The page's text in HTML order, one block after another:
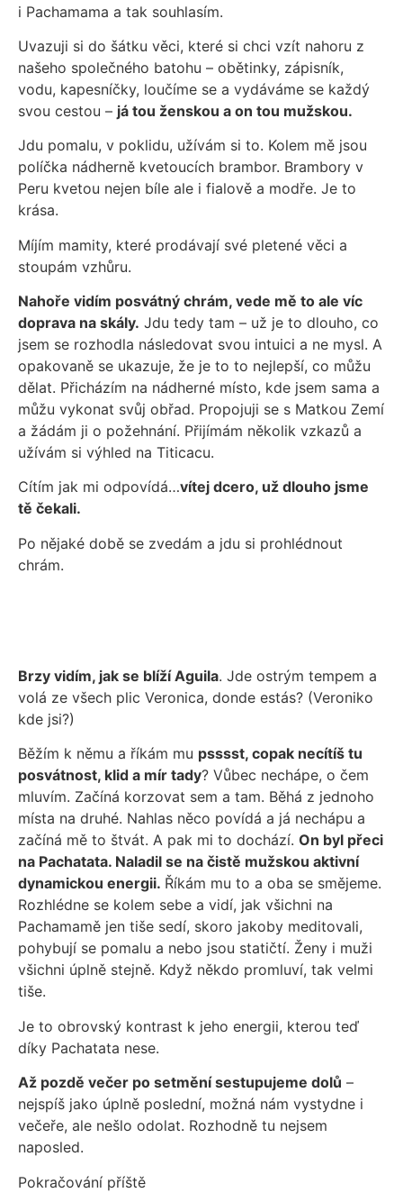
i Pachamama a tak souhlasím.
Uvazuji si do šátku věci, které si chci vzít nahoru z
našeho společného batohu – obětinky, zápisník,
vodu, kapesníčky, loučíme se a vydáváme se každý
svou cestou – já tou ženskou a on tou mužskou.
Jdu pomalu, v poklidu, užívám si to. Kolem mě jsou
políčka nádherně kvetoucích brambor. Brambory v
Peru kvetou nejen bíle ale i fialově a modře. Je to
krása.
Míjím mamity, které prodávají své pletené věci a
stoupám vzhůru.
Nahoře vidím posvátný chrám, vede mě to ale víc
doprava na skály. Jdu tedy tam – už je to dlouho, co
jsem se rozhodla následovat svou intuici a ne mysl. A
opakovaně se ukazuje, že je to to nejlepší, co můžu
dělat. Přicházím na nádherné místo, kde jsem sama a
můžu vykonat svůj obřad. Propojuji se s Matkou Zemí
a žádám ji o požehnání. Přijímám několik vzkazů a
užívám si výhled na Titicacu.
Cítím jak mi odpovídá…vítej dcero, už dlouho jsme
tě čekali.
Po nějaké době se zvedám a jdu si prohlédnout
chrám.
Brzy vidím, jak se blíží Aguila. Jde ostrým tempem a
volá ze všech plic Veronica, donde estás? (Veroniko
kde jsi?)
Běžím k němu a říkám mu psssst, copak necítíš tu
posvátnost, klid a mír tady? Vůbec nechápe, o čem
mluvím. Začíná korzovat sem a tam. Běhá z jednoho
místa na druhé. Nahlas něco povídá a já nechápu a
začíná mě to štvát. A pak mi to dochází. On byl přeci
na Pachatata. Naladil se na čistě mužskou aktivní
dynamickou energii. Říkám mu to a oba se smějeme.
Rozhlédne se kolem sebe a vidí, jak všichni na
Pachamamě jen tiše sedí, skoro jakoby meditovali,
pohybují se pomalu a nebo jsou statičtí. Ženy i muži
všichni úplně stejně. Když někdo promluví, tak velmi
tiše.
Je to obrovský kontrast k jeho energii, kterou teď
díky Pachatata nese.
Až pozdě večer po setmění sestupujeme dolů –
nejspíš jako úplně poslední, možná nám vystydne i
večeře, ale nešlo odolat. Rozhodně tu nejsem
naposled.
Pokračování příště